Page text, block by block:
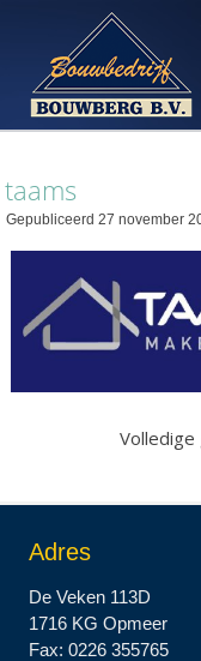
taams
Gepubliceerd 27 november
Adres
De Veken 113D
1716 KG Opmeer
Fax: 0226 355765